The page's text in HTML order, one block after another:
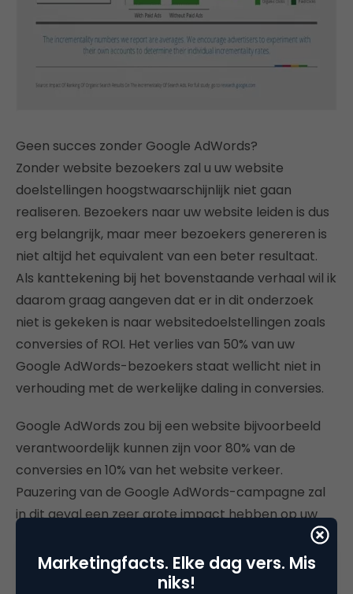
Geen succes zonder Google AdWords?
Zonder website bezoekers zal u uw website
doelstellingen hoogstwaarschijnlijk niet gaan
realiseren. Bezoekers naar uw website leiden is dus
erg belangrijk, maar meer bezoekers genereren is
niet altijd het equivalent van een beter resultaat.
Als kanttekening bij het bovenstaande verhaal wil ik
daarom graag aangeven dat er in dit onderzoek
niet is gekeken is naar websitedoelstellingen zoals
conversies of ROI. Het verlies van 50% van uw
Google AdWords-bezoekers staat wellicht niet in
verhouding met de werkelijke daling in conversies.
Google AdWords zou bij een website bijvoorbeeld
verantwoordelijk kunnen zijn voor 80% van de
conversies en 10% van het website verkeer.
Pauzering van de Google AdWords-campagne zal
in dit geval een zeer grote impact hebben op uw
conversies, terwijl er in absolute aantallen website
bezoekers wellicht relatief weinig veranderd en dit
kan uw ROI ernstig verslechteren. Het kan echter
Marketingfacts. Elke dag vers. Mis
niks!